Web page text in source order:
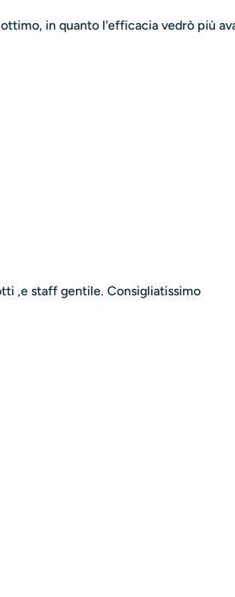
in quanto l'efficacia vedrò più
,e staff gentile. Consigliatissimo